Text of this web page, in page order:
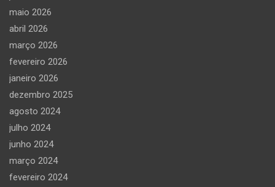
maio 2026
abril 2026
março 2026
fevereiro 2026
janeiro 2026
dezembro 2025
agosto 2024
julho 2024
junho 2024
março 2024
fevereiro 2024